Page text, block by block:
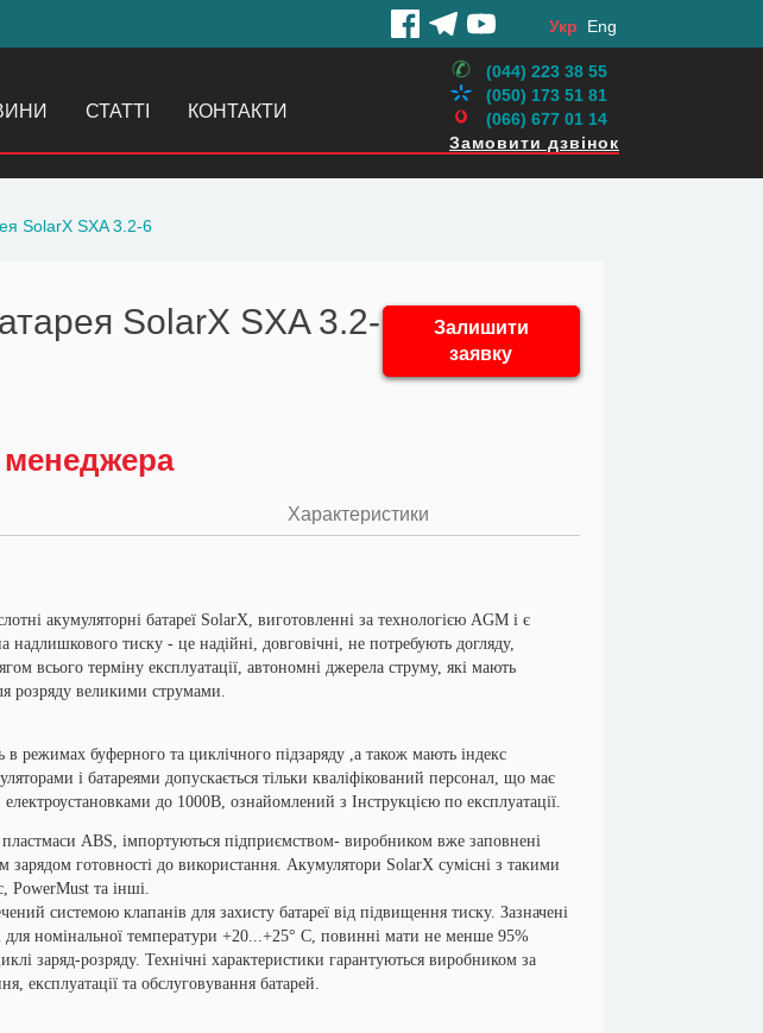
Укр Eng
СТАТТІ КОНТАКТИ
(044) 223 38 55
(050) 173 51 81
(066) 677 01 14
Замовити дзвінок
SolarX SXA 3.2-6
SolarX SXA 3.2-
Залишити
заявку
менеджера
Характеристики
акумуляторні батареї SolarX, виготовленні за технологією AGM і є
тиску - це надійні, довговічні, не потребують догляду,
всього терміну експлуатації, автономні джерела струму, які мають
розряду великими струмами.
буферного та циклічного підзаряду ,а також мають індекс
і батареями допускається тільки кваліфікований персонал, що має
до 1000В, ознайомлений з Інструкцією по експлуатації.
ABS, імпортуються підприємством- виробником вже заповнені
зарядом готовності до використання. Акумулятори SolarX сумісні з такими
та інші.
системою клапанів для захисту батареї від підвищення тиску. Зазначені
для номінальної температури +20...+25° С, повинні мати не менше 95%
заряд-розряду. Технічні характеристики гарантуються виробником за
експлуатації та обслуговування батарей.